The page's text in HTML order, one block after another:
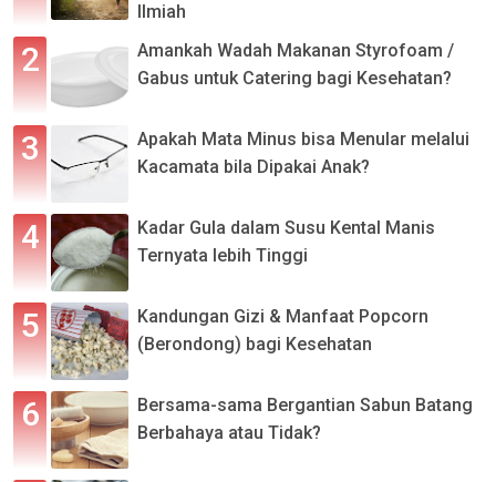
Ilmiah
Amankah Wadah Makanan Styrofoam /
Gabus untuk Catering bagi Kesehatan?
Apakah Mata Minus bisa Menular melalui
Kacamata bila Dipakai Anak?
Kadar Gula dalam Susu Kental Manis
Ternyata lebih Tinggi
Kandungan Gizi & Manfaat Popcorn
(Berondong) bagi Kesehatan
Bersama-sama Bergantian Sabun Batang
Berbahaya atau Tidak?